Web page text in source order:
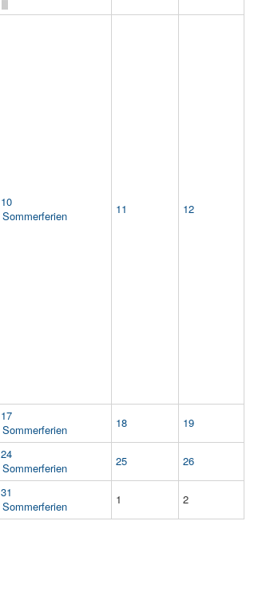
10
Sommerferien
11 12
17
Sommerferien
18 19
24
Sommerferien
25 26
31
Sommerferien
1
2